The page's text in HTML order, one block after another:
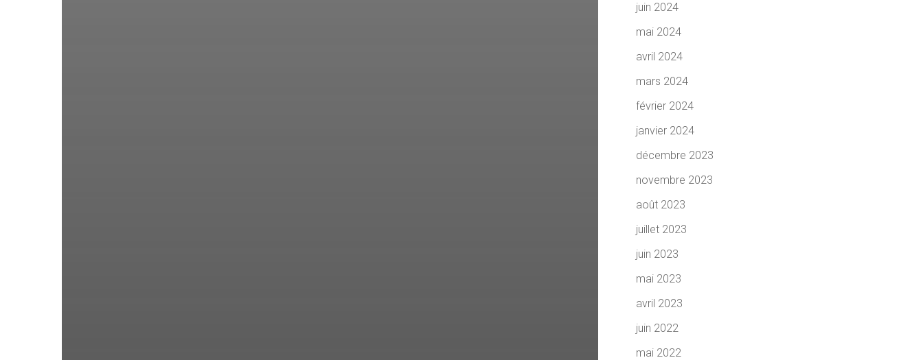
juin 2024
mai 2024
avril 2024
mars 2024
février 2024
janvier 2024
décembre 2023
novembre 2023
août 2023
juillet 2023
juin 2023
mai 2023
avril 2023
juin 2022
mai 2022